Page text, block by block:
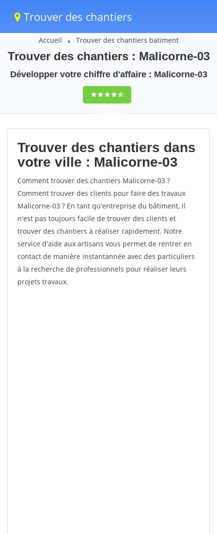
Trouver des chantiers
Accueil Trouver des chantiers batiment
Trouver des chantiers : Malicorne-03
Développer votre chiffre d'affaire : Malicorne-03
9,5(100%)45
votes
Trouver des chantiers dans
votre ville : Malicorne-03
Comment trouver des chantiers Malicorne-03 ?
Comment trouver des clients pour faire des travaux
Malicorne-03 ? En tant qu'entreprise du bâtiment, il
n'est pas toujours facile de trouver des clients et
trouver des chantiers à réaliser rapidement. Notre
service d'aide aux artisans vous permet de rentrer en
contact de manière instantannée avec des particuliers
à la recherche de professionnels pour réaliser leurs
projets travaux.